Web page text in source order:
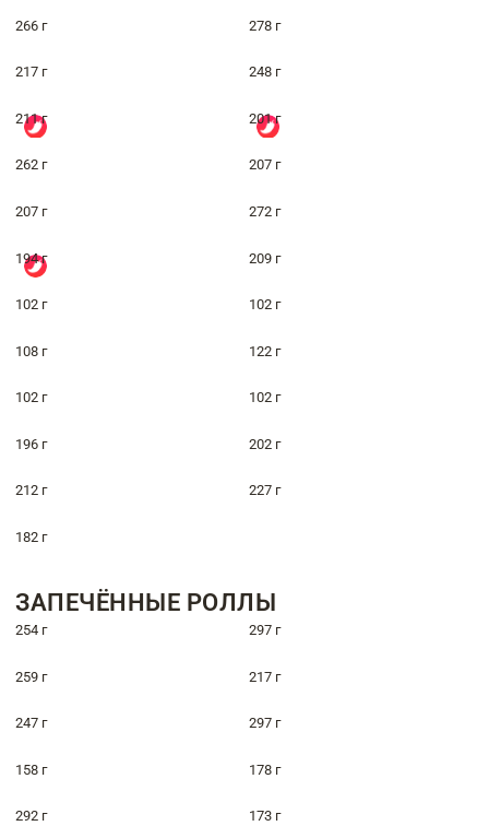
266 г 278 г
217 г 248 г
211 г 201 г
262 г 207 г
207 г 272 г
194 г 209 г
102 г 102 г
108 г 122 г
102 г 102 г
196 г 202 г
212 г 227 г
182 г
ЗАПЕЧЁННЫЕ РОЛЛЫ
254 г 297 г
259 г 217 г
247 г 297 г
158 г 178 г
292 г 173 г